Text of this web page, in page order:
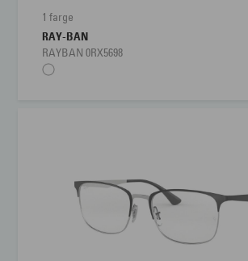
1 farge
RAY-BAN
RAYBAN 0RX5698